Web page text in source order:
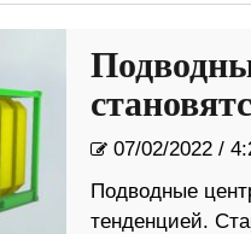
07/02/2022/
Подводные
тенденцией.